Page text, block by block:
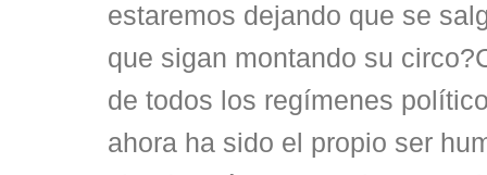
estaremos dejando que se
que sigan montando su
de todos los regímenes
ahora ha sido el propio ser